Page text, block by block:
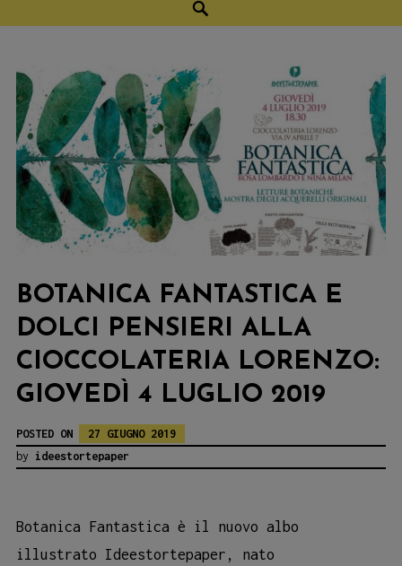
BOTANICA FANTASTICA E
DOLCI PENSIERI ALLA
CIOCCOLATERIA LORENZO:
GIOVEDÌ 4 LUGLIO 2019
POSTED ON
27 GIUGNO 2019
by ideestortepaper
Botanica Fantastica è il nuovo albo
illustrato Ideestortepaper, nato